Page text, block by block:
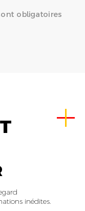
obligatoires
inédites.